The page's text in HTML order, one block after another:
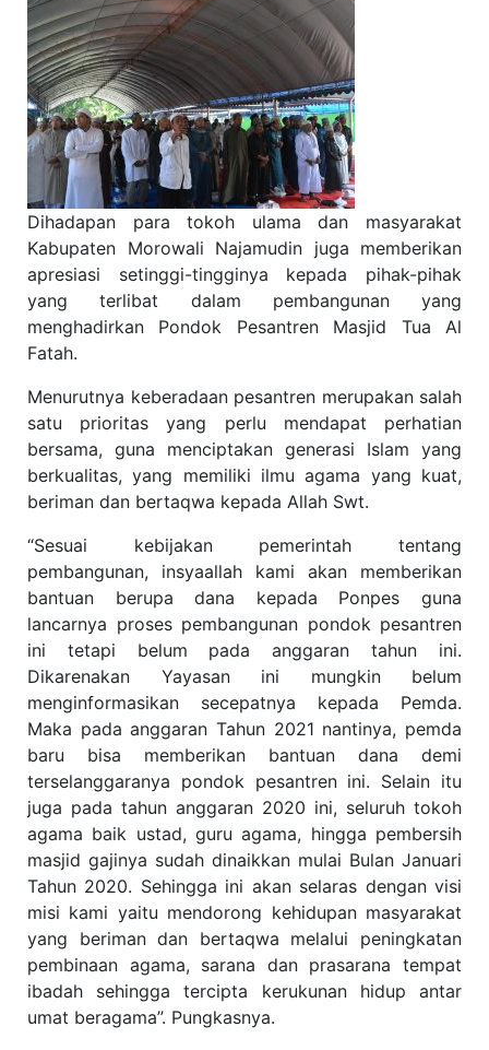
Dihadapan para tokoh ulama dan masyarakat
Kabupaten Morowali Najamudin juga memberikan
apresiasi setinggi-tingginya kepada pihak-pihak
yang terlibat dalam pembangunan yang
menghadirkan Pondok Pesantren Masjid Tua Al
Fatah.
Menurutnya keberadaan pesantren merupakan salah
satu prioritas yang perlu mendapat perhatian
bersama, guna menciptakan generasi Islam yang
berkualitas, yang memiliki ilmu agama yang kuat,
beriman dan bertaqwa kepada Allah Swt.
“Sesuai kebijakan pemerintah tentang
pembangunan, insyaallah kami akan memberikan
bantuan berupa dana kepada Ponpes guna
lancarnya proses pembangunan pondok pesantren
ini tetapi belum pada anggaran tahun ini.
Dikarenakan Yayasan ini mungkin belum
menginformasikan secepatnya kepada Pemda.
Maka pada anggaran Tahun 2021 nantinya, pemda
baru bisa memberikan bantuan dana demi
terselanggaranya pondok pesantren ini. Selain itu
juga pada tahun anggaran 2020 ini, seluruh tokoh
agama baik ustad, guru agama, hingga pembersih
masjid gajinya sudah dinaikkan mulai Bulan Januari
Tahun 2020. Sehingga ini akan selaras dengan visi
misi kami yaitu mendorong kehidupan masyarakat
yang beriman dan bertaqwa melalui peningkatan
pembinaan agama, sarana dan prasarana tempat
ibadah sehingga tercipta kerukunan hidup antar
umat beragama”. Pungkasnya.